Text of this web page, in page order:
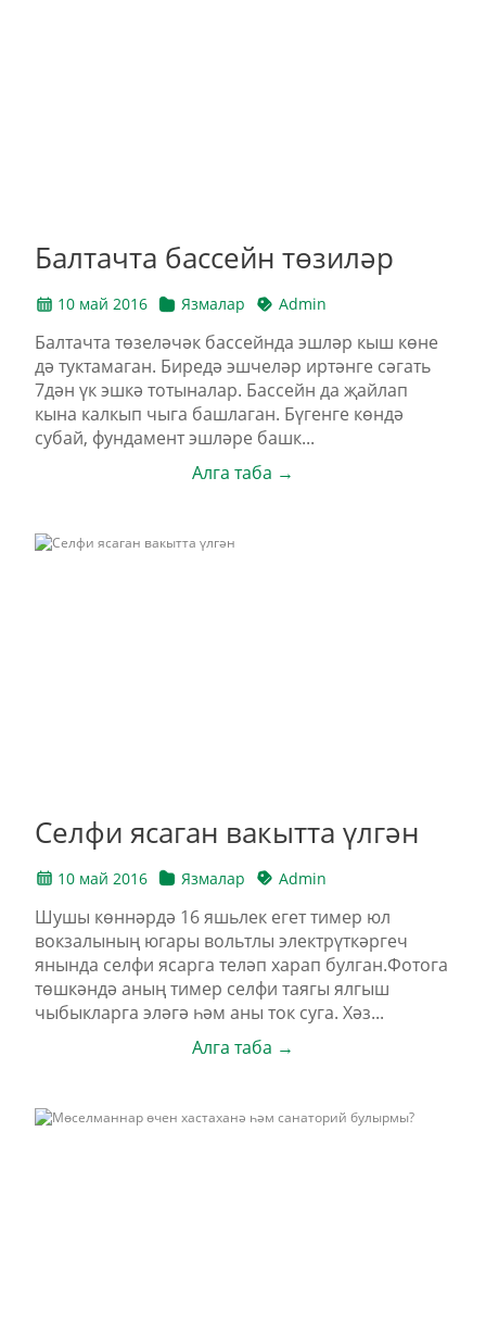
Балтачта бассейн төзиләр
10 май 2016 Язмалар Admin
Балтачта төзеләчәк бассейнда эшләр кыш көне
дә туктамаган. Биредә эшчеләр иртәнге сәгать
7дән үк эшкә тотыналар. Бассейн да җайлап
кына калкып чыга башлаган. Бүгенге көндә
субай, фундамент эшләре башк...
Алга таба →
Селфи ясаган вакытта үлгән
10 май 2016 Язмалар Admin
Шушы көннәрдә 16 яшьлек егет тимер юл
вокзалының югары вольтлы электрүткәргеч
янында селфи ясарга теләп харап булган.Фотога
төшкәндә аның тимер селфи таягы ялгыш
чыбыкларга эләгә һәм аны ток суга. Хәз...
Алга таба →